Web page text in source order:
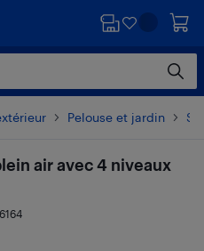
Pelouse et jardin
air avec 4 niveaux